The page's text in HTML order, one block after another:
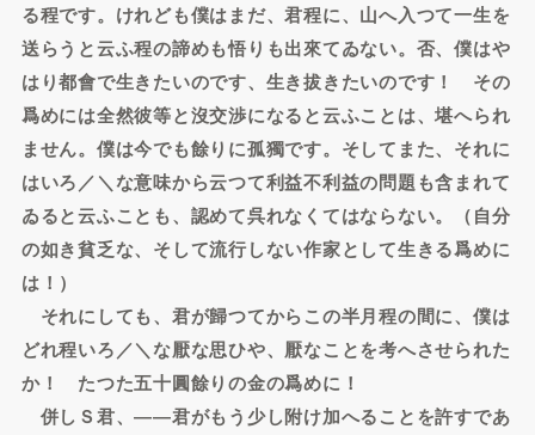
る程です。けれども僕はまだ、君程に、山へ入つて一生を
送らうと云ふ程の諦めも悟りも出來てゐない。否、僕はや
はり都會で生きたいのです、生き拔きたいのです！ その
爲めには全然彼等と沒交渉になると云ふことは、堪へられ
ません。僕は今でも餘りに孤獨です。そしてまた、それに
はいろ／＼な意味から云つて利益不利益の問題も含まれて
ゐると云ふことも、認めて呉れなくてはならない。（自分
の如き貧乏な、そして流行しない作家として生きる爲めに
は！）
それにしても、君が歸つてからこの半月程の間に、僕は
どれ程いろ／＼な厭な思ひや、厭なことを考へさせられた
か！ たつた五十圓餘りの金の爲めに！
併しＳ君、――君がもう少し附け加へることを許すであ